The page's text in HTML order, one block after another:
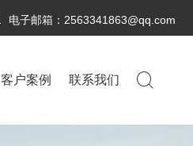
电子邮箱：2563341863@qq.com
客户案例 联系我们